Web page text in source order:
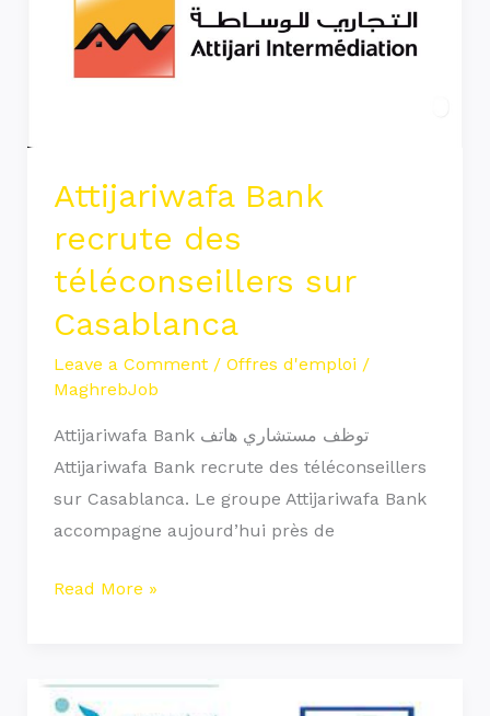
Attijariwafa Bank
recrute des
téléconseillers sur
Casablanca
Leave a Comment / Offres d'emploi /
MaghrebJob
Attijariwafa Bank توظف مستشاري هاتف
Attijariwafa Bank recrute des téléconseillers
sur Casablanca. Le groupe Attijariwafa Bank
accompagne aujourd’hui près de
téléconseillers
Read More »
Concours